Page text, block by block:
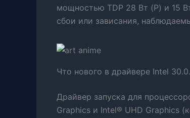
мощностью TDP 28 Вт (P) и 15
сбои или зависания,
Что нового в драйвере Intel
Драйвер запуска для
Graphics и Intel® UHD Graphics